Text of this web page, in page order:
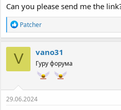
Can you please send me the
Р
е
а
к
ц
и
и
Patcher
V vano31
Гуру форума
29.06.2024